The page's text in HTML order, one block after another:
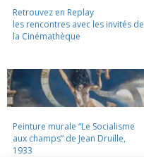
Retrouvez en Replay
les rencontres avec les invités de
la Cinémathèque
Peinture murale “Le Socialisme
aux champs” de Jean Druille,
1933